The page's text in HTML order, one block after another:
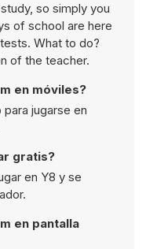
so simply you
of school are here
What to do?
of the teacher.
en móviles?
jugarse en
gratis?
en Y8 y se
en pantalla